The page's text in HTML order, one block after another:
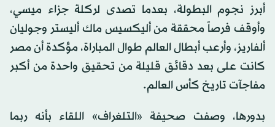
أبرز نجوم البطولة، بعدما تصدى لركلة جزاء ميسي،
وأوقف فرصاً محققة من أليكسيس ماك أليستر وجوليان
ألفاريز، وأرعب أبطال العالم طوال المباراة، مؤكدة أن مصر
كانت على بعد دقائق قليلة من تحقيق واحدة من أكبر
مفاجآت تاريخ كأس العالم.
بدورها، وصفت صحيفة «التلغراف» اللقاء بأنه ربما